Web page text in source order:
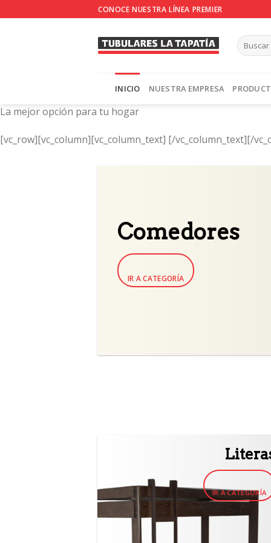
to
CONOCE NUESTRA LÍNEA PREMIER
INICIO NUESTRA EMPRESA
La mejor opción para tu hogar
[vc_row][vc_column][vc_column_text] [/vc_column_text][/
Comedores
IR A CATEGORÍA
IR A CATEGORÍA